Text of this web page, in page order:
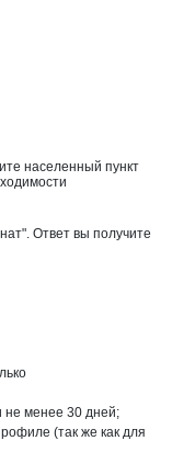
населенный пункт
Ответ вы получите
не менее 30 дней;
(так же как для